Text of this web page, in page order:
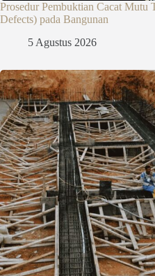
Prosedur Pembuktian Cacat Mutu
Defects) pada Bangunan
5 Agustus 2026